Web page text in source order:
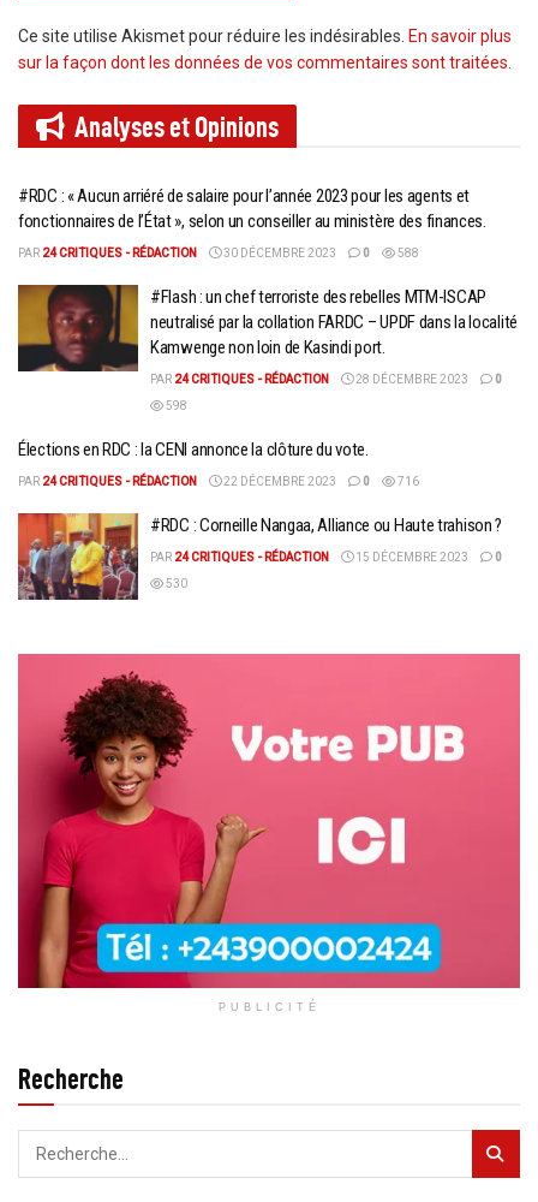
Ce site utilise Akismet pour réduire les indésirables. En savoir plus
sur la façon dont les données de vos commentaires sont traitées
Analyses etOpinions
#RDC : « Aucun arriéré de salaire pour l’année 2023 pour les agents et
fonctionnaires de l’État », selon un conseiller au ministère des finances.
PAR 24 CRITIQUES - RÉDACTION 30 DÉCEMBRE 2023 0 588
#Flash : un chef terroriste des rebelles MTM-ISCAP
neutralisé par la collation FARDC – UPDF dans la localité
Kamwenge non loin de Kasindi port.
PAR 24 CRITIQUES - RÉDACTION 28 DÉCEMBRE 2023
0
598
Élections en RDC : la CENI annonce la clôture du vote.
PAR 24 CRITIQUES - RÉDACTION 22 DÉCEMBRE 2023 0 716
#RDC : Corneille Nangaa, Alliance ou Haute trahison ?
PAR 24 CRITIQUES - RÉDACTION 15 DÉCEMBRE 2023
0
530
PUBLICITÉ
Recherche